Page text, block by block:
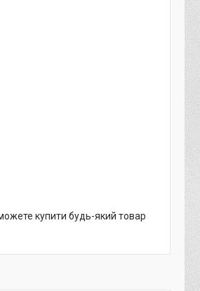
купити будь-який товар